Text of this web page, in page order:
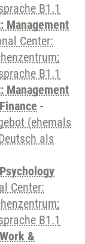
B1.1
Management
Center:
B1.1
Management
-
(ehemals
als
Center:
B1.1
&